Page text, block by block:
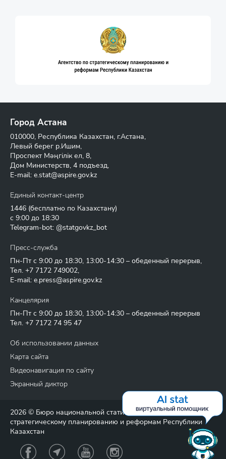
Город Астана
010000, Республика Казахстан, г.Астана,
Левый берег р.Ишим,
Проспект Мәңгілік ел, 8,
Дом Министерств, 4 подъезд,
E-mail: e.stat@aspire.gov.kz
Единый контакт-центр
1446 (бесплатно по Казахстану)
с 9:00 до 18:30
Telegram-bot: @statgovkz_bot
Пресс-служба
Пн-Пт с 9:00 до 18:30, 13:00-14:30 – обеденный перерыв,
Тел. +7 7172 749002,
E-mail: e.press@aspire.gov.kz
Канцелярия
Пн-Пт с 9:00 до 18:30, 13:00-14:30 – обеденный перерыв
Тел. +7 7172 74 95 47
Об использовании данных
Карта сайта
Видеонавигация по сайту
Экранный диктор
2026 © Бюро национальной статистики Агентства по
стратегическому планированию и реформам Республики
Казахстан